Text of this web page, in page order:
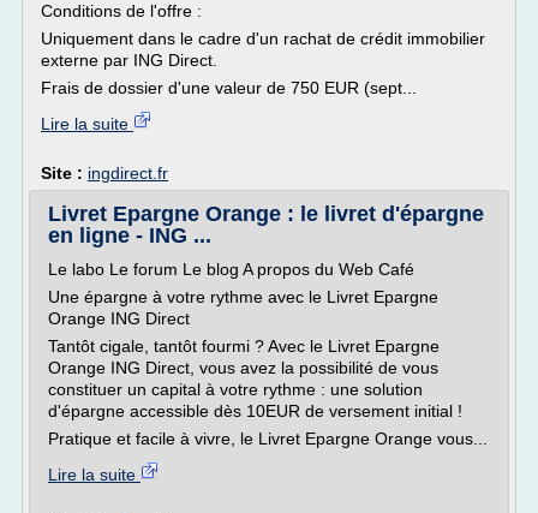
Conditions de l'offre :
Uniquement dans le cadre d'un rachat de crédit immobilier
externe par ING Direct.
Frais de dossier d'une valeur de 750 EUR (sept...
Lire la suite
Site : ingdirect.fr
Livret Epargne Orange : le livret d'épargne
en ligne - ING ...
Le labo Le forum Le blog A propos du Web Café
Une épargne à votre rythme avec le Livret Epargne
Orange ING Direct
Tantôt cigale, tantôt fourmi ? Avec le Livret Epargne
Orange ING Direct, vous avez la possibilité de vous
constituer un capital à votre rythme : une solution
d'épargne accessible dès 10EUR de versement initial !
Pratique et facile à vivre, le Livret Epargne Orange vous...
Lire la suite